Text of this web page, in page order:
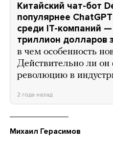
Китайский чат-бот
популярнее
среди IT-компаний
триллион долларов
в чем особенность
Действительно ли он
революцию в
2 года назад
Михаил Герасимов